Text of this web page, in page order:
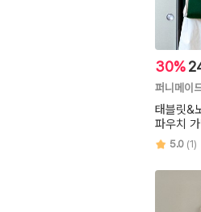
30%
퍼니메이
태블릿&
파우치
5.0 (1)